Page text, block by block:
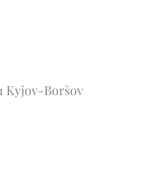
Kyjov-Boršov